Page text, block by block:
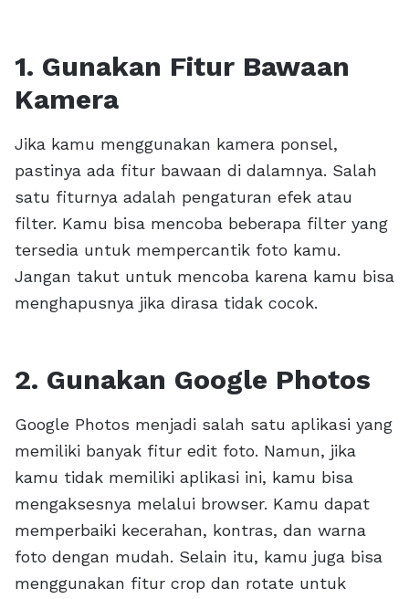
1. Gunakan Fitur Bawaan
Kamera
Jika kamu menggunakan kamera ponsel,
pastinya ada fitur bawaan di dalamnya. Salah
satu fiturnya adalah pengaturan efek atau
filter. Kamu bisa mencoba beberapa filter yang
tersedia untuk mempercantik foto kamu.
Jangan takut untuk mencoba karena kamu bisa
menghapusnya jika dirasa tidak cocok.
2. Gunakan Google Photos
Google Photos menjadi salah satu aplikasi yang
memiliki banyak fitur edit foto. Namun, jika
kamu tidak memiliki aplikasi ini, kamu bisa
mengaksesnya melalui browser. Kamu dapat
memperbaiki kecerahan, kontras, dan warna
foto dengan mudah. Selain itu, kamu juga bisa
menggunakan fitur crop dan rotate untuk